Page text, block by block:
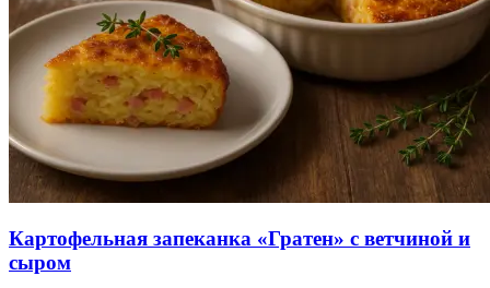
Картофельная запеканка «Гратен» с ветчиной и
сыром